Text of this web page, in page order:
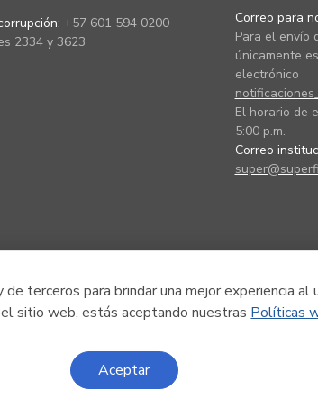
terceros para brindar una mejor experiencia al
sitio web, estás aceptando nuestras Políticas
Aceptar
+57 601 594 0200
2334 y 3623
Correo para
Para el envío
únicamente
electrónico
El horario de
5:00 p.m.
Correo